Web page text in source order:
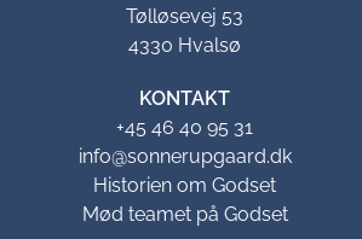
Tølløsevej 53
4330 Hvalsø
KONTAKT
+45 46 40 95 31
info@sonnerupgaard.dk
Historien om Godset
Mød teamet på Godset